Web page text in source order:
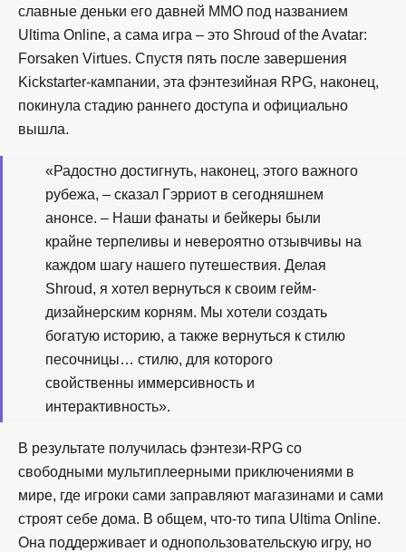
славные деньки его давней MMO под названием
Ultima Online, а сама игра – это Shroud of the Avatar:
Forsaken Virtues. Спустя пять после завершения
Kickstarter-кампании, эта фэнтезийная RPG, наконец,
покинула стадию раннего доступа и официально
вышла.
«Радостно достигнуть, наконец, этого важного
рубежа, – сказал Гэрриот в сегодняшнем
анонсе. – Наши фанаты и бейкеры были
крайне терпеливы и невероятно отзывчивы на
каждом шагу нашего путешествия. Делая
Shroud, я хотел вернуться к своим гейм-
дизайнерским корням. Мы хотели создать
богатую историю, а также вернуться к стилю
песочницы… стилю, для которого
свойственны иммерсивность и
интерактивность».
В результате получилась фэнтези-RPG со
свободными мультиплеерными приключениями в
мире, где игроки сами заправляют магазинами и сами
строят себе дома. В общем, что-то типа Ultima Online.
Она поддерживает и однопользовательскую игру, но